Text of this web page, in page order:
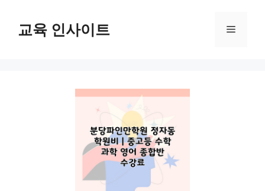
교육 인사이트 메